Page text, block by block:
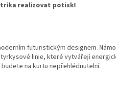
trika realizovat potisk!
futuristickým designem.
linie, které vytvářejí
na kurtu nepřehlédnutelní.